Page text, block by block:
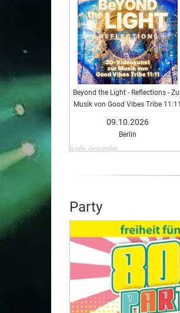
Beyond the Light - Reflections -
Musik von Good Vibes Tribe 11:11
09.10.2026
Berlin
Quelle: Veranstalter
Party